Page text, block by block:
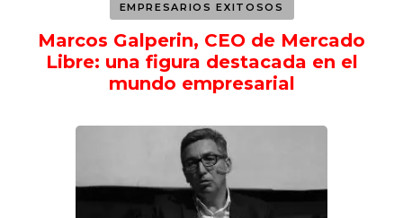
EMPRESARIOS EXITOSOS
Marcos Galperin, CEO de Mercado
Libre: una figura destacada en el
mundo empresarial